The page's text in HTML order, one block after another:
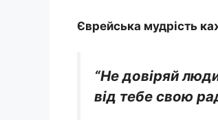
Єврейська мудрість
“Не довіряй
від тебе свою